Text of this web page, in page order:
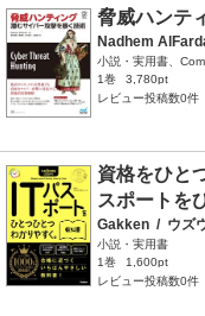
脅威ハンテ
Nadhem
小説・実用書、
1巻
3,780pt
レビュー投稿数0件
資格をひと
スポートを
Gakken / ウズ
小説・実用書
1巻
1,600pt
レビュー投稿数0件